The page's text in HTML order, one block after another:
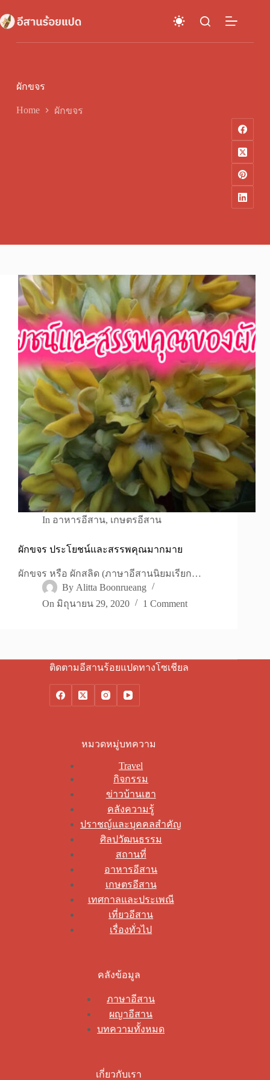
to
content
ผักขจร
Home ผักขจร
In อาหารอีสาน, เกษตรอีสาน
ผักขจร ประโยชน์และสรรพคุณมากมาย
ผักขจร หรือ ผักสลิด (ภาษาอีสานนิยมเรียก…
By Alitta Boonrueang
On มิถุนายน 29, 2020 1 Comment
ติดตามอีสานร้อยแปดทางโซเชียล
หมวดหมู่บทความ
Travel
กิจกรรม
ข่าวบ้านเฮา
คลังความรู้
ปราชญ์และบุคคลสำคัญ
ศิลปวัฒนธรรม
สถานที่
อาหารอีสาน
เกษตรอีสาน
เทศกาลและประเพณี
เที่ยวอีสาน
เรื่องทั่วไป
คลังข้อมูล
ภาษาอีสาน
ผญาอีสาน
บทความทั้งหมด
เกี่ยวกับเรา